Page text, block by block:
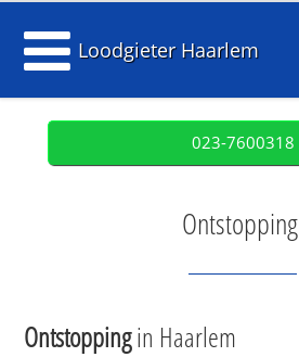
Loodgieter Haarlem
023-7600318
Ontstopping
Ontstoppingin Haarlem